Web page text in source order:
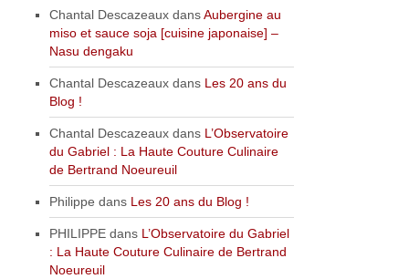
Chantal Descazeaux dansAubergine au
miso et sauce soja [cuisine japonaise] –
Nasu dengaku
Chantal Descazeaux dans Les 20 ans du
Blog !
Chantal Descazeaux dans L’Observatoire
du Gabriel : La Haute Couture Culinaire
de Bertrand Noeureuil
Philippe dans Les 20 ans du Blog !
PHILIPPE dans L’Observatoire du Gabriel
: La Haute Couture Culinaire de Bertrand
Noeureuil